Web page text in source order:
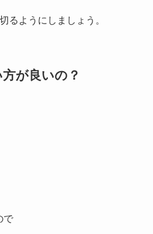
るようにしましょう。
が良いの？
で